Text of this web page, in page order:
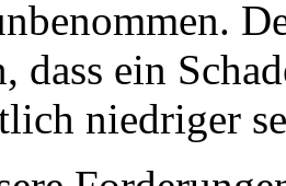
dass ein
niedriger